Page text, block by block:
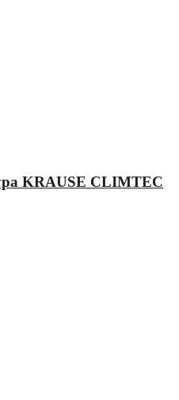
KRAUSE CLIMTEC